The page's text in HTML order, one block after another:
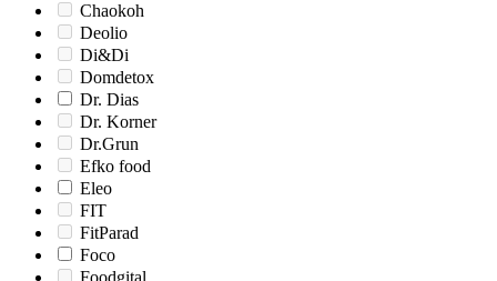
Chaokoh
Deolio
Di&Di
Domdetox
Dr. Dias
Dr. Korner
Dr.Grun
Efko food
Eleo
FIT
FitParad
Foco
Foodgital